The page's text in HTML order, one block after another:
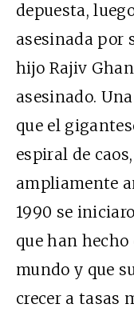
depuesta,
asesinada por
hijo Rajiv
asesinado.
que el
espiral de
ampliamente
1990 se
que han
mundo y que
crecer a tasas